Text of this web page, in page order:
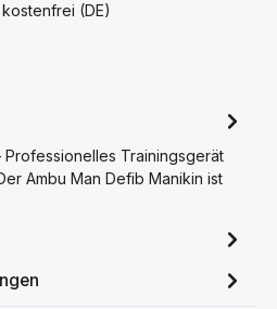
(DE)
Professionelles Trainingsgerät
Ambu Man Defib Manikin ist